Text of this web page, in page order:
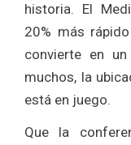
historia. El
20% más
convierte en
muchos, la
está en juego.
Que la